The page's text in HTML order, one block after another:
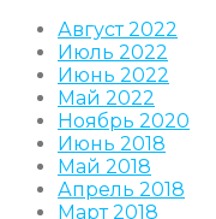
Август 2022
Июль 2022
Июнь 2022
Май 2022
Ноябрь 2020
Июнь 2018
Май 2018
Апрель 2018
Март 2018